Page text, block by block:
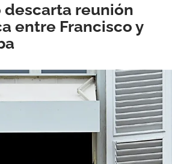
descarta reunión
entre Francisco y